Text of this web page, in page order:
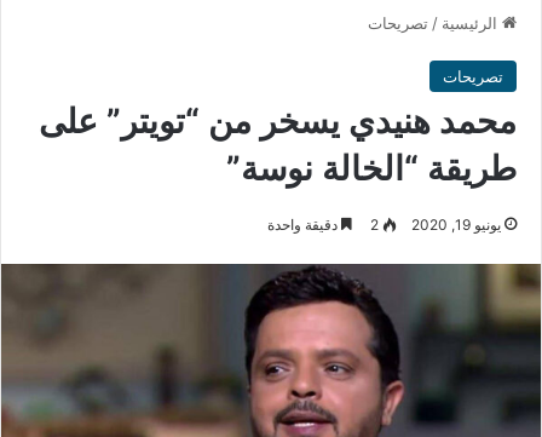
الرئيسية / تصريحات
تصريحات
محمد هنيدي يسخر من “تويتر” على
طريقة “الخالة نوسة”
يونيو 19, 2020 2 دقيقة واحدة